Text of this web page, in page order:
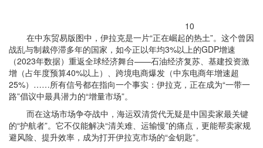
10
在中东贸易版图中，伊拉克是一片“正在崛起的热土”。这个曾因
战乱与制裁停滞多年的国家，如今正以年均3%以上的GDP增速
（2023年数据）重返全球经济舞台——石油经济复苏、基建投资激
增（占年度预算40%以上）、跨境电商爆发（中东电商年增速超
25%）……所有信号都在指向一个事实：伊拉克，正在成为“一带一
路”倡议中最具潜力的“增量市场”。
而在这场市场争夺战中，海运双清货代无疑是中国卖家最关键
的“护航者”。它不仅能解决“清关难、运输慢”的痛点，更能帮卖家规
避风险、提升效率，成为打开伊拉克市场的“金钥匙”。